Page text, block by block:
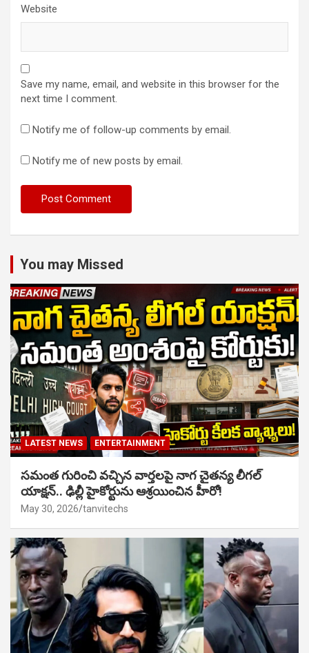
Website
Save my name, email, and website in this browser for the
next time I comment.
Notify me of follow-up comments by email.
Notify me of new posts by email.
You may Missed
LATEST NEWS ENTERTAINMENT
సమంత గురించి వచ్చిన వార్తలపై నాగ చైతన్య లీగల్
యాక్షన్.. ఢిల్లీ హైకోర్టును ఆశ్రయించిన హీరో!
May 30, 2026 tanvitechs